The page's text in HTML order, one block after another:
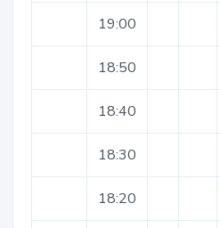
19:00
18:50
18:40
18:30
18:20